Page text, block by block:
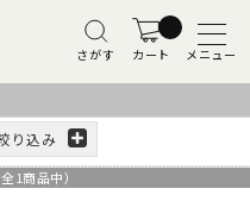
さがす カート メニュー
り込み
1商品中）